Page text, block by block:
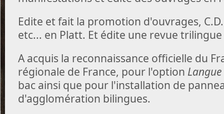
Edite et fait la promotion d'ouvrages,
etc... en Platt. Et édite une revue trilingue
A acquis la reconnaissance officielle du
régionale de France, pour l'option
bac ainsi que pour l'installation de
d'agglomération bilingues.